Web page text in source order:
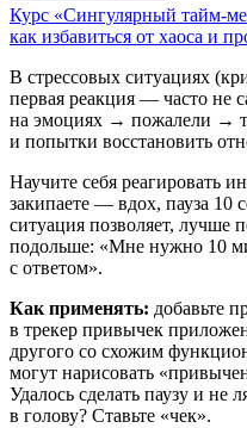
Курс «Сингулярный тайм-
как избавиться от хаоса и
В стрессовых ситуациях
первая реакция — часто не
на эмоциях → пожалели →
и попытки восстановить
Научите себя реагировать
закипаете — вдох, пауза 10
ситуация позволяет, лучше
подольше: «Мне нужно 10
с ответом».
Как применять: добавьте
в трекер привычек
другого со схожим
могут нарисовать
Удалось сделать паузу и не
в голову? Ставьте «чек».